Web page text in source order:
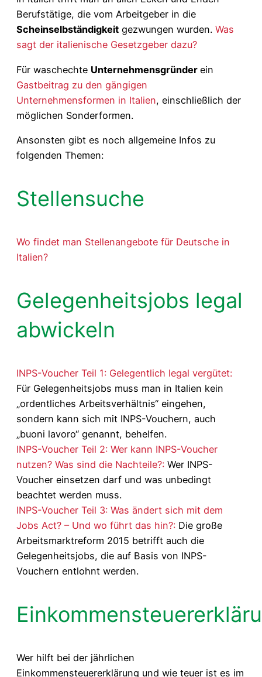
Berufstätige, die vom Arbeitgeber in die
Scheinselbständigkeit gezwungen wurden. Was
sagt der italienische Gesetzgeber dazu?
Für waschechte Unternehmensgründer ein
Gastbeitrag zu den gängigen
Unternehmensformen in Italien, einschließlich der
möglichen Sonderformen.
Ansonsten gibt es noch allgemeine Infos zu
folgenden Themen:
Stellensuche
Wo findet man Stellenangebote für Deutsche in
Italien?
Gelegenheitsjobs legal
abwickeln
INPS-Voucher Teil 1: Gelegentlich legal vergütet:
Für Gelegenheitsjobs muss man in Italien kein
„ordentliches Arbeitsverhältnis“ eingehen,
sondern kann sich mit INPS-Vouchern, auch
„buoni lavoro“ genannt, behelfen.
INPS-Voucher Teil 2: Wer kann INPS-Voucher
nutzen? Was sind die Nachteile?: Wer INPS-
Voucher einsetzen darf und was unbedingt
beachtet werden muss.
INPS-Voucher Teil 3: Was ändert sich mit dem
Jobs Act? – Und wo führt das hin?: Die große
Arbeitsmarktreform 2015 betrifft auch die
Gelegenheitsjobs, die auf Basis von INPS-
Vouchern entlohnt werden.
Wer hilft bei der jährlichen
Einkommensteuererklärung und wie teuer ist es im